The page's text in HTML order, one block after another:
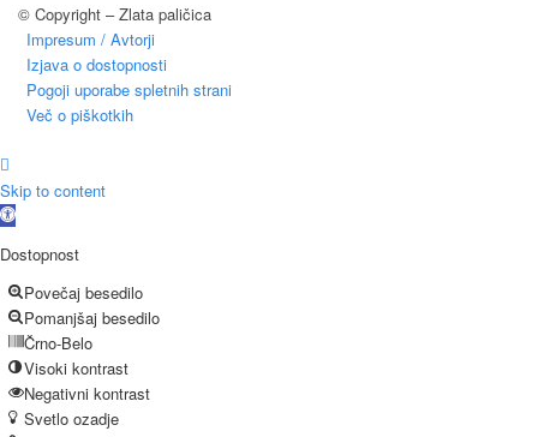
© Copyright – Zlata paličica
Impresum / Avtorji
Izjava o dostopnosti
Pogoji uporabe spletnih strani
Več o piškotkih
Skip to content
Open
Dostopnost
Povečaj besedilo
Pomanjšaj besedilo
Črno-Belo
Visoki kontrast
Negativni kontrast
Svetlo ozadje